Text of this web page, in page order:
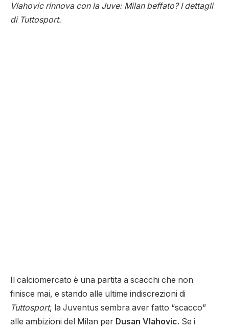
Vlahovic rinnova con la Juve: Milan beffato? I dettagli
di Tuttosport.
Il calciomercato è una partita a scacchi che non
finisce mai, e stando alle ultime indiscrezioni di
Tuttosport, la Juventus sembra aver fatto “scacco”
alle ambizioni del Milan per Dusan Vlahovic. Se i